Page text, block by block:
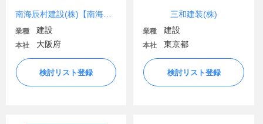
業種 建設
本社 大阪府
検討リスト登録
三和建装(株)
業種 建設
本社 東京都
検討リスト登録